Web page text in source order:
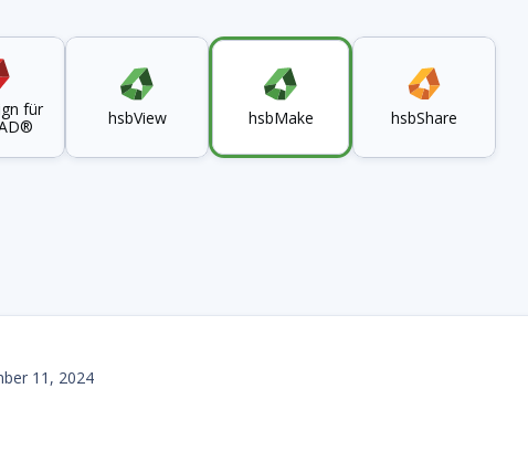
für
hsbView hsbMake hsbShare
11, 2024